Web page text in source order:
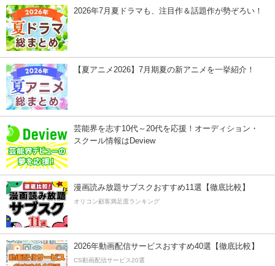
2026年7月夏ドラマも、注目作＆話題作が勢ぞろい！
【夏アニメ2026】7月期夏の新アニメを一挙紹介！
芸能界を志す10代～20代を応援！オーディション・
スクール情報はDeview
漫画読み放題サブスクおすすめ11選【徹底比較】
オリコン顧客満足度ランキング
2026年動画配信サービスおすすめ40選【徹底比較】
CS動画配信サービス20選